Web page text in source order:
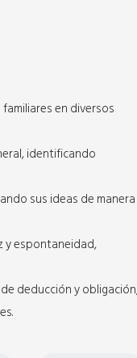
en diversos
identificando
sus ideas de manera
y espontaneidad,
deducción y